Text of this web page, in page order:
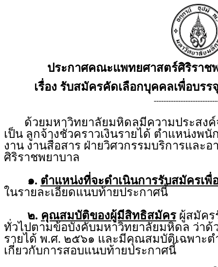
ประกาศคณะแพทยศาสตร์ศิริราช
เรื่อง รับสมัครคัดเลือกบุคคลเพื่อบรร
ด้วยมหาวิทยาลัยมหิดลมีความประสงค์
เป็น ลูกจ้างชั่วคราวเงินรายได้ ตำแหน่งพ
งาน งานสื่อสาร ฝ่ายวิศวกรรมบริการแล
ศิริราชพยาบาล
๑. ตำแหน่งที่จะดำเนินการรับสมัครเพื่
ในรายละเอียดแนบท้ายประกาศนี้
๒. คุณสมบัติของผู้มีสิทธิสมัครผู้สมัคร
ทั่วไปตามข้อบังคับมหาวิทยาลัยมหิดล ว่าด้
รายได้ พ.ศ. ๒๕๖๑ และมีคุณสมบัติเฉพาะต
เกี่ยวกับการสอบแนบท้ายประกาศนี้